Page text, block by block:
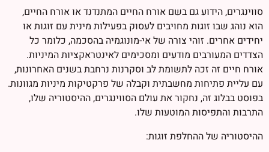
סווינגרים, הידוע גם בשם אורח החיים המתנדנד או אורח החיים,
הוא נוהג שבו זוגות מחויבים לעסוק בפעילות מינית עם זוגות או
יחידים אחרים. זוהי צורה של אי-מונוגמיה בהסכמה, כלומר כל
הצדדים המעורבים מודעים ומסכימים לאינטראקציות המיניות.
אורח חיים זה זכה לתשומת לב וסקרנות נרחבת בשנים האחרונות,
עם עליית פתיחות מחשבתית וקבלה של פרקטיקות מיניות מגוונות.
בפוסט בבלוג זה, נחקור את עולם הסווינגרים, ההיסטוריה שלו,
התרבות והתפיסות המוטעות שלו.
ההיסטוריה של ההחלפת זוגות: